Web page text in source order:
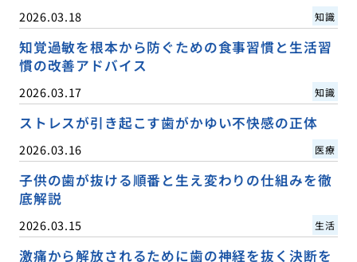
2026.03.18 知識
知覚過敏を根本から防ぐための食事習慣と生活習
慣の改善アドバイス
2026.03.17 知識
ストレスが引き起こす歯がかゆい不快感の正体
2026.03.16 医療
子供の歯が抜ける順番と生え変わりの仕組みを徹
底解説
2026.03.15 生活
激痛から解放されるために歯の神経を抜く決断を